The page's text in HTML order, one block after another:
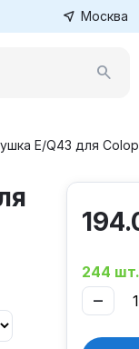
Москва
E/Q43 для
244 шт.
−